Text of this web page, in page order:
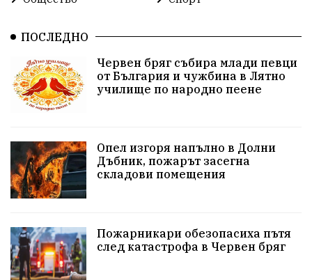
Ивелин Михайлов
здравеопазване концерт задържани
Бойко Борисов ПрогнозаЗаВремето ГЕРБ
протести Фолклор водоснабдяване
Левски Народно събрание
Новини Традиции Избори Разследване
ПОСЛЕДНО
Червен бряг събира млади певци
от България и чужбина в Лятно
училище по народно пеене
Опел изгоря напълно в Долни
Дъбник, пожарът засегна
складови помещения
Пожарникари обезопасиха пътя
след катастрофа в Червен бряг